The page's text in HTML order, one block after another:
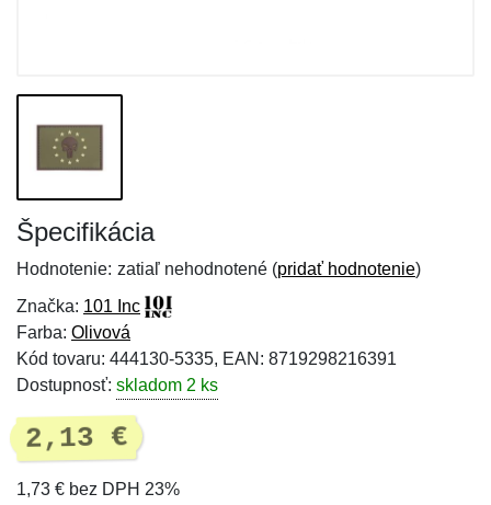
Špecifikácia
Hodnotenie: zatiaľ nehodnotené (pridať hodnotenie)
Značka: 101 Inc
Farba: Olivová
Kód tovaru: 444130-5335, EAN: 8719298216391
Dostupnosť: skladom 2 ks
2,13 €
1,73 € bez DPH 23%